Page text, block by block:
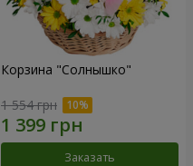
Корзина "Солнышко"
1 554 грн
Заказать